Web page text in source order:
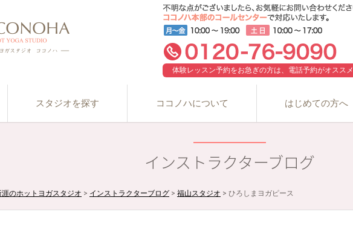
体験レッスン予約をお急ぎの方は、電話予約がオススメ
スタジオを探す ココノハについて はじめての方へ
インストラクターブログ
のホットヨガスタジオ > インストラクターブログ > 福山スタジオ > ひろしまヨガピース